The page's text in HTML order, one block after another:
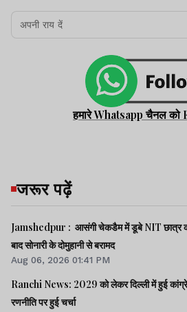
हमारे Whatsapp चैनल
जरूर पढ़ें
Jamshedpur : आसंगी चेकडैम में डूबे NIT छात्र
बाद सोनारी के दोमुहानी से बरामद
Aug 06, 2026 01:41 PM
Ranchi News: 2029 को लेकर दिल्ली में हुई
रणनीति पर हुई चर्चा